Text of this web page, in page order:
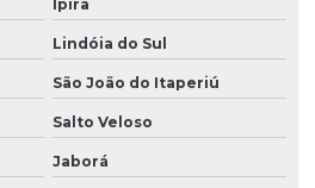
Ipira
Lindóia do Sul
São João do Itaperiú
Salto Veloso
Jaborá